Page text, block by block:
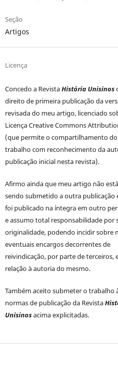
Seção
Artigos
Licença
Concedo a RevistaHistória Unisinos
direito de primeira publicação da
revisada do meu artigo, licenciado
Licença Creative Commons
(que permite o compartilhamento do
trabalho com reconhecimento da
publicação inicial nesta revista).
Afirmo ainda que meu artigo não
sendo submetido a outra publicação
foi publicado na íntegra em outro
e assumo total responsabilidade por
originalidade, podendo incidir sobre
eventuais encargos decorrentes de
reivindicação, por parte de terceiros,
relação à autoria do mesmo.
Também aceito submeter o trabalho
normas de publicação da Revista
Unisinosacima explicitadas.